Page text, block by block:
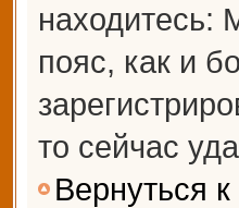
находитесь:
пояс, как и
то сейчас
Вернуться